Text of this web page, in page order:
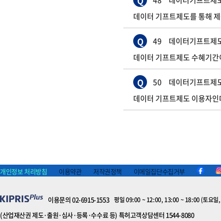
데이터 기프트제도를 통해
Q 49
데이터기프트제
데이터 기프트제도 수혜기
Q 50
데이터기프트제
데이터 기프트제도 이용자
이용문의 02-6915-1553 평일 09:00 ~ 12:00, 13:00 ~ 18:00 (토요일,
(산업재산권 제도·출원·심사·등록·수수료 등) 특허고객상담센터 1544-8080
개인정보 처리방침 이용약관 저작권정책 이메일집단수집거부